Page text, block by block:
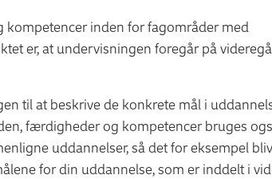
inden for fagområder med
er, at undervisningen foregår på
til at beskrive de konkrete mål i
færdigheder og kompetencer bruges
uddannelser, så det for eksempel
for din uddannelse, som er inddelt i